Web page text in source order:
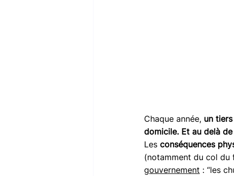
Chaque année, un
domicile. Et au delà
Les conséquences
(notamment du col du
gouvernement : “les